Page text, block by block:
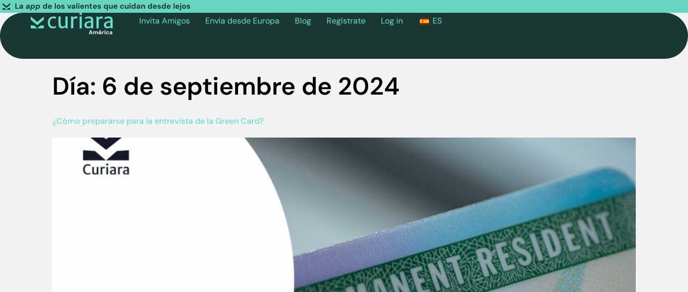
La app de los valientes que cuidan desde lejos
Invita Amigos Envía desde Europa Blog Regístrate Log in ES
Día: 6 de septiembre de 2024
¿Cómo prepararse para la entrevista de la Green Card?